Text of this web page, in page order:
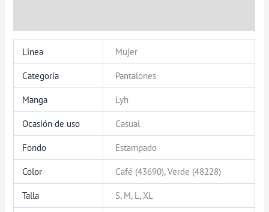
Linea Mujer
Categoría Pantalones
Manga Lyh
Ocasión de uso Casual
Fondo Estampado
Color Café (43690), Verde (48228)
Talla S, M, L, XL